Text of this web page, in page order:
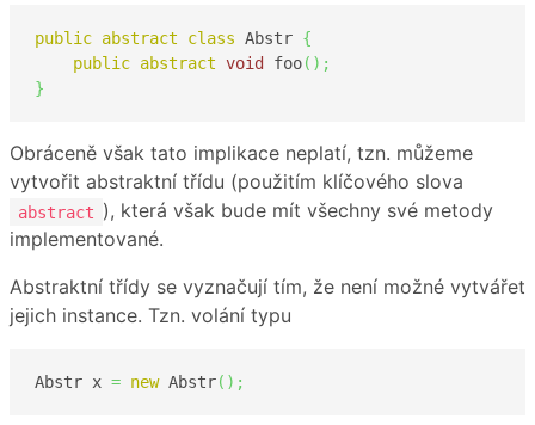
public abstract class Abstr {
public abstract void foo( ) ;
}
Obráceně však tato implikace neplatí, tzn. můžeme
vytvořit abstraktní třídu (použitím klíčového slova
abstract ), která však bude mít všechny své metody
implementované.
Abstraktní třídy se vyznačují tím, že není možné vytvářet
jejich instance. Tzn. volání typu
Abstr x = new Abstr( ) ;